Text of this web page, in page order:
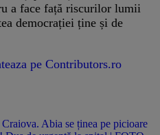
a face față riscurilor lumii
democrației ține și de
pe Contributors.ro
Abia se ținea pe picioare